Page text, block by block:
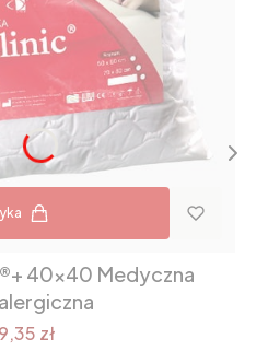
40x40 Medyczna
zł